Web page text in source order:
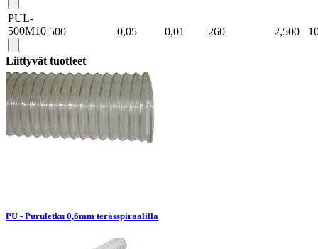
PUL-
500M10 500 0,05 0,01 260 2,500
Liittyvät tuotteet
PU - Puruletku 0,6mm terässpiraalilla